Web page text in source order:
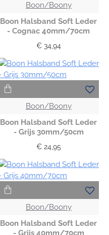
Boon/Boony
Boon Halsband Soft Leder
- Cognac 40mm/70cm
€ 34,94
Boon/Boony
Boon Halsband Soft Leder
- Grijs 30mm/50cm
€ 24,95
Boon/Boony
Boon Halsband Soft Leder
- Grijs 40mm/70cm